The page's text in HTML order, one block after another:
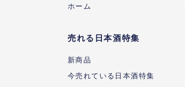
ホーム
売れる日本酒特集
新商品
今売れている日本酒特集